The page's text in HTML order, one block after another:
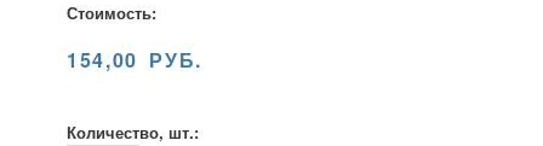
Стоимость:
154,00 РУБ.
Количество, шт.: